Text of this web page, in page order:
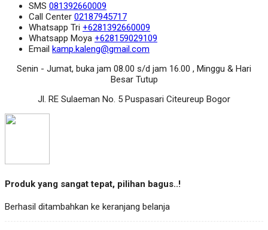
SMS 081392660009
Call Center 02187945717
Whatsapp Tri +6281392660009
Whatsapp Moya +628159029109
Email kamp.kaleng@gmail.com
Senin - Jumat, buka jam 08.00 s/d jam 16.00 , Minggu & Hari
Besar Tutup
Jl. RE Sulaeman No. 5 Puspasari Citeureup Bogor
Produk yang sangat tepat, pilihan bagus..!
Berhasil ditambahkan ke keranjang belanja